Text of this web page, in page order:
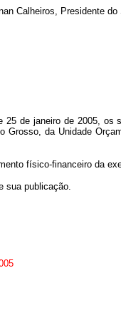
Calheiros, Presidente
de janeiro de 2005, os
Grosso, da Unidade
físico-financeiro da
sua publicação.